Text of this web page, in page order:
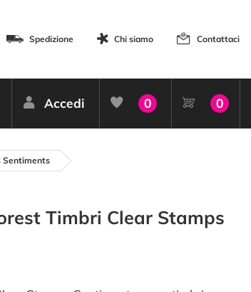
Spedizione Chi siamo Contattaci
Accedi 0 0
Sentiments
Timbri Clear Stamps